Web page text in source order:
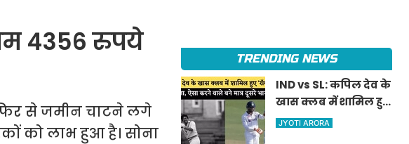
4356 रुपये
से जमीन चाटने लगे
को लाभ हुआ है। सोना
TRENDING NEWS
IND vs SL: कपिल देव के
खास क्लब में शामिल हुए
'रॉकस्टार' जडेजा, ऐसा
JYOTI ARORA